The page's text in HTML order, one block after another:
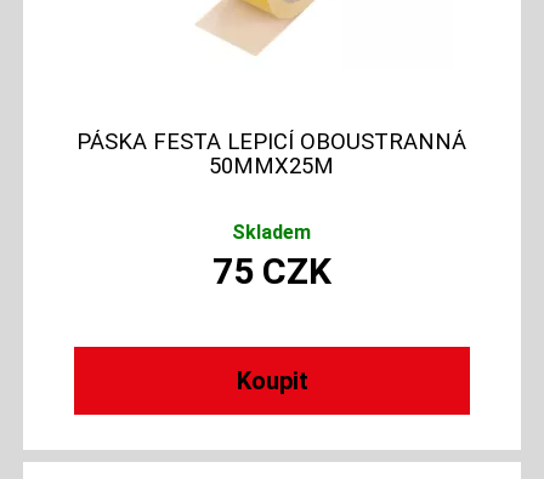
PÁSKA FESTA LEPICÍ OBOUSTRANNÁ
50MMX25M
Skladem
75 CZK